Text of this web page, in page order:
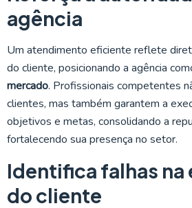
agência
Um atendimento eficiente reflete
do cliente, posicionando a agência
mercado. Profissionais competentes
clientes, mas também garantem a
objetivos e metas, consolidando a
fortalecendo sua presença no setor.
Identifica falhas
do cliente